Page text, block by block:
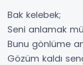
Bak kelebek;
Seni anlamak
Bunu gönlüme
Gözüm kaldı